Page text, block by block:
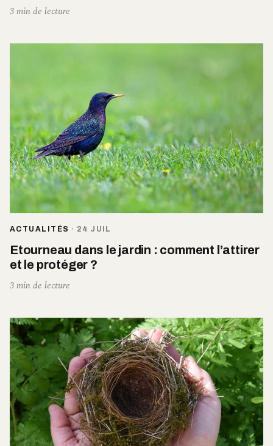
3 min de lecture
ACTUALITÉS · 24 JUIL
Etourneau dans le jardin : comment l’attirer
et le protéger ?
3 min de lecture